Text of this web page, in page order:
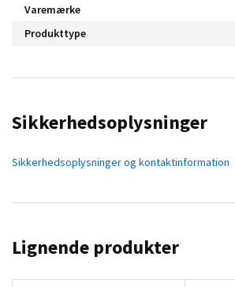
Varemærke
Produkttype
Sikkerhedsoplysninger
Sikkerhedsoplysninger og kontaktinformation
Lignende produkter